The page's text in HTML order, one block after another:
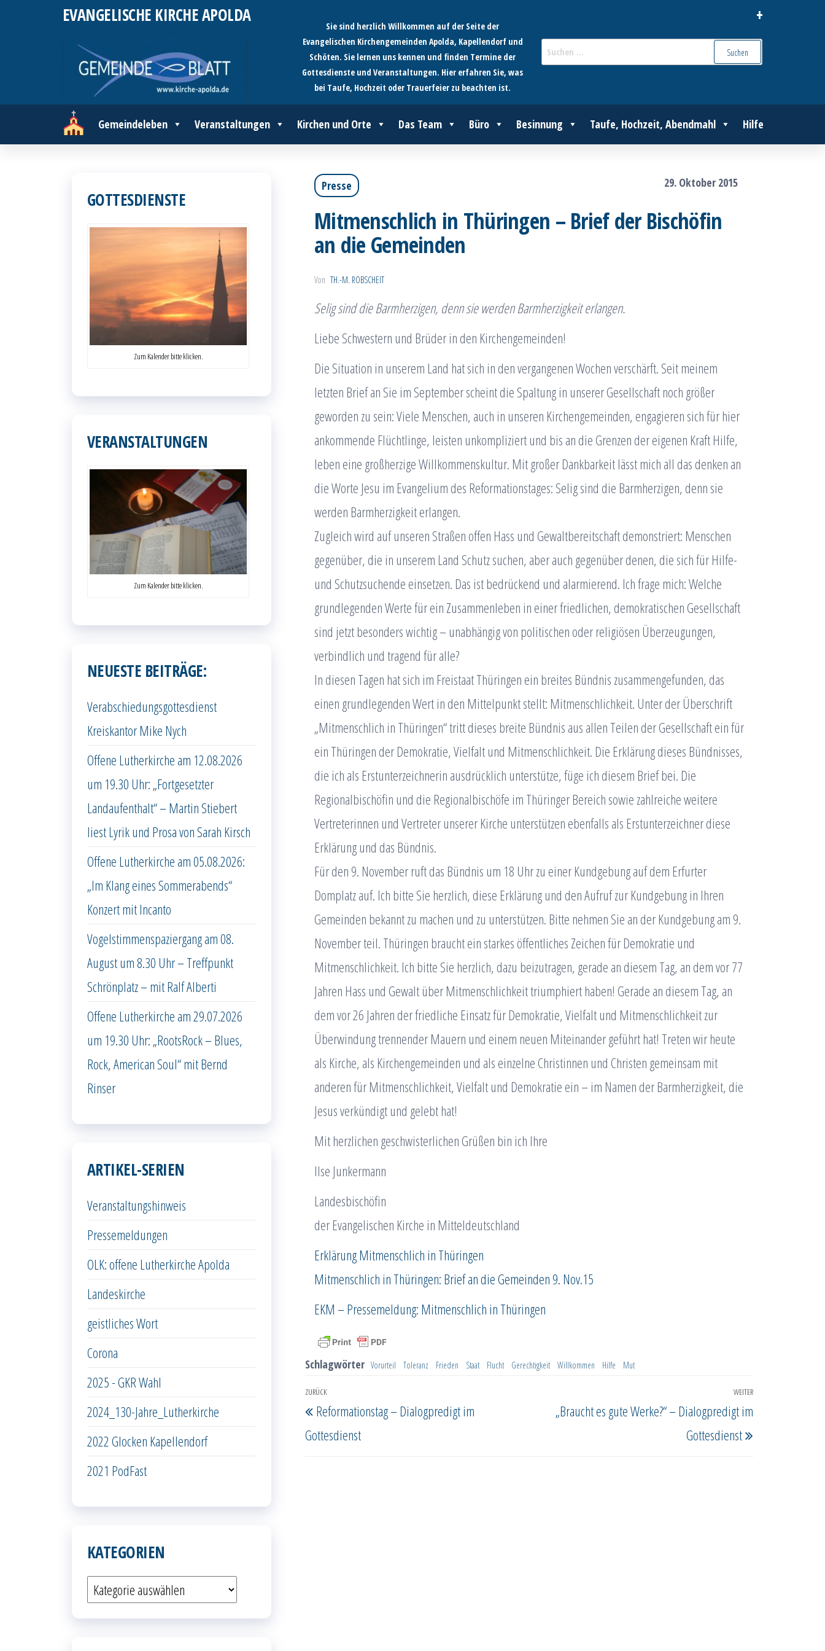
EVANGELISCHE KIRCHE APOLDA
Sie sind herzlich Willkommen auf der Seite der
Evangelischen Kirchengemeinden Apolda, Kapellendorf und
Schöten. Sie lernen uns kennen und finden Termine der
Gottesdienste und Veranstaltungen. Hier erfahren Sie, was
bei Taufe, Hochzeit oder Trauerfeier zu beachten ist.
+
nach:
Gemeindeleben Veranstaltungen Kirchen und Orte Das Team Büro Besinnung Taufe, Hochzeit, Abendmahl Hilfe
Presse 29. Oktober 2015
Mitmenschlich in Thüringen – Brief der Bischöfin
an die Gemeinden
Von TH.-M. ROBSCHEIT
Selig sind die Barmherzigen, denn sie werden Barmherzigkeit erlangen.
Liebe Schwestern und Brüder in den Kirchengemeinden!
Die Situation in unserem Land hat sich in den vergangenen Wochen verschärft. Seit meinem
letzten Brief an Sie im September scheint die Spaltung in unserer Gesellschaft noch größer
geworden zu sein: Viele Menschen, auch in unseren Kirchengemeinden, engagieren sich für hier
ankommende Flüchtlinge, leisten unkompliziert und bis an die Grenzen der eigenen Kraft Hilfe,
leben eine großherzige Willkommenskultur. Mit großer Dankbarkeit lässt mich all das denken an
die Worte Jesu im Evangelium des Reformationstages: Selig sind die Barmherzigen, denn sie
werden Barmherzigkeit erlangen.
Zugleich wird auf unseren Straßen offen Hass und Gewaltbereitschaft demonstriert: Menschen
gegenüber, die in unserem Land Schutz suchen, aber auch gegenüber denen, die sich für Hilfe-
und Schutzsuchende einsetzen. Das ist bedrückend und alarmierend. Ich frage mich: Welche
grundlegenden Werte für ein Zusammenleben in einer friedlichen, demokratischen Gesellschaft
sind jetzt besonders wichtig – unabhängig von politischen oder religiösen Überzeugungen,
verbindlich und tragend für alle?
In diesen Tagen hat sich im Freistaat Thüringen ein breites Bündnis zusammengefunden, das
einen grundlegenden Wert in den Mittelpunkt stellt: Mitmenschlichkeit. Unter der Überschrift
„Mitmenschlich in Thüringen“ tritt dieses breite Bündnis aus allen Teilen der Gesellschaft ein für
ein Thüringen der Demokratie, Vielfalt und Mitmenschlichkeit. Die Erklärung dieses Bündnisses,
die ich als Erstunterzeichnerin ausdrücklich unterstütze, füge ich diesem Brief bei. Die
Regionalbischöfin und die Regionalbischöfe im Thüringer Bereich sowie zahlreiche weitere
Vertreterinnen und Vertreter unserer Kirche unterstützen ebenfalls als Erstunterzeichner diese
Erklärung und das Bündnis.
Für den 9. November ruft das Bündnis um 18 Uhr zu einer Kundgebung auf dem Erfurter
Domplatz auf. Ich bitte Sie herzlich, diese Erklärung und den Aufruf zur Kundgebung in Ihren
Gemeinden bekannt zu machen und zu unterstützen. Bitte nehmen Sie an der Kundgebung am 9.
November teil. Thüringen braucht ein starkes öffentliches Zeichen für Demokratie und
Mitmenschlichkeit. Ich bitte Sie herzlich, dazu beizutragen, gerade an diesem Tag, an dem vor 77
Jahren Hass und Gewalt über Mitmenschlichkeit triumphiert haben! Gerade an diesem Tag, an
dem vor 26 Jahren der friedliche Einsatz für Demokratie, Vielfalt und Mitmenschlichkeit zur
Überwindung trennender Mauern und einem neuen Miteinander geführt hat! Treten wir heute
als Kirche, als Kirchengemeinden und als einzelne Christinnen und Christen gemeinsam mit
anderen für Mitmenschlichkeit, Vielfalt und Demokratie ein – im Namen der Barmherzigkeit, die
Jesus verkündigt und gelebt hat!
Mit herzlichen geschwisterlichen Grüßen bin ich Ihre
Ilse Junkermann
Landesbischöfin
der Evangelischen Kirche in Mitteldeutschland
Erklärung Mitmenschlich in Thüringen
Mitmenschlich in Thüringen: Brief an die Gemeinden 9. Nov.15
EKM – Pressemeldung: Mitmenschlich in Thüringen
Schlagwörter Vorurteil Toleranz Frieden Staat Flucht Gerechtigkeit Willkommen Hilfe Mut
Beitragsnavigation
Vorheriger
Beitrag
ZURÜCK
Reformationstag – Dialogpredigt im
Gottesdienst
Nächster
WEITER
„Braucht es gute Werke?“ – Dialogpredigt im
Gottesdienst
GOTTESDIENSTE
Zum Kalender bitte klicken.
VERANSTALTUNGEN
Zum Kalender bitte klicken.
NEUESTE BEITRÄGE:
Verabschiedungsgottesdienst
Kreiskantor Mike Nych
Offene Lutherkirche am 12.08.2026
um 19.30 Uhr: „Fortgesetzter
Landaufenthalt“ – Martin Stiebert
liest Lyrik und Prosa von Sarah Kirsch
Offene Lutherkirche am 05.08.2026:
„Im Klang eines Sommerabends“
Konzert mit Incanto
Vogelstimmenspaziergang am 08.
August um 8.30 Uhr – Treffpunkt
Schrönplatz – mit Ralf Alberti
Offene Lutherkirche am 29.07.2026
um 19.30 Uhr: „RootsRock – Blues,
Rock, American Soul“ mit Bernd
Rinser
ARTIKEL-SERIEN
Veranstaltungshinweis
Pressemeldungen
OLK: offene Lutherkirche Apolda
Landeskirche
geistliches Wort
Corona
2025 - GKR Wahl
2024_130-Jahre_Lutherkirche
2022 Glocken Kapellendorf
2021 PodFast
KATEGORIEN
Kategorien